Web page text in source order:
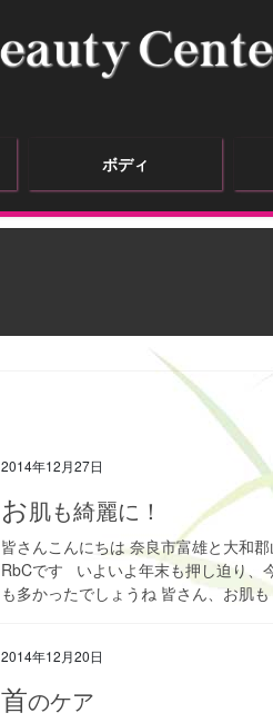
ボディ
2014年12月27日
お肌も綺麗に！
皆さんこんにちは 奈良市富雄と大和
RbCです いよいよ年末も押し迫り、
も多かったでしょうね 皆さん、お肌
2014年12月20日
首のケア